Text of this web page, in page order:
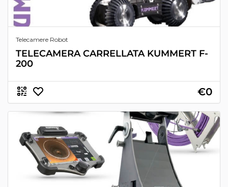
Telecamere Robot
TELECAMERA CARRELLATA KUMMERT F-
200
€0